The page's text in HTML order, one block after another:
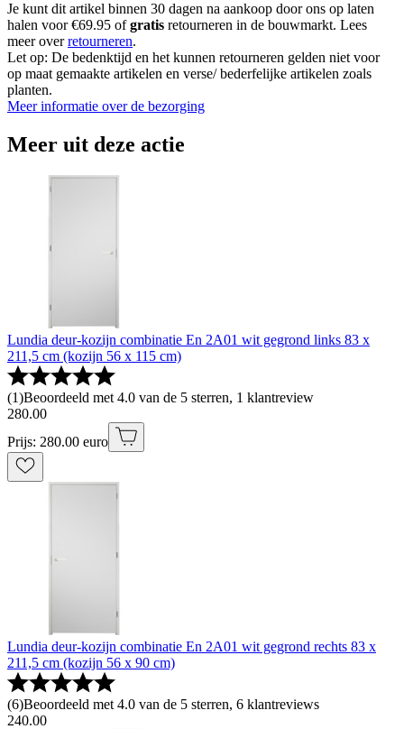
Je kunt dit artikel binnen 30 dagen na aankoop door ons op laten
halen voor €69.95 ofgratis retourneren in de bouwmarkt. Lees
meer overretourneren.
Let op: De bedenktijd en het kunnen retourneren gelden niet voor
op maat gemaakte artikelen en verse/ bederfelijke artikelen zoals
planten.
Meer informatie over de bezorging
Meer uit deze actie
Lundia deur-kozijn combinatie En 2A01 wit gegrond links 83 x
211,5 cm (kozijn 56 x 115 cm)
(1)Beoordeeld met 4.0 van de 5 sterren, 1 klantreview
280.00
Prijs: 280.00 euro
Lundia deur-kozijn combinatie En 2A01 wit gegrond rechts 83 x
211,5 cm (kozijn 56 x 90 cm)
(6)Beoordeeld met 4.0 van de 5 sterren, 6 klantreviews
240.00